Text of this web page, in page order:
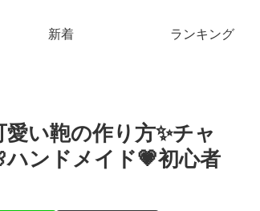
新着 ランキング
い鞄の作り方✨チャ
ンドメイド💗初心者